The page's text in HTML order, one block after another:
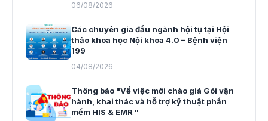
06/08/2026
Các chuyên gia đầu ngành hội tụ tại Hội
thảo khoa học Nội khoa 4.0 – Bệnh viện
199
04/08/2026
Thông báo "Về việc mời chào giá Gói vận
hành, khai thác và hỗ trợ kỹ thuật phần
mềm HIS & EMR "